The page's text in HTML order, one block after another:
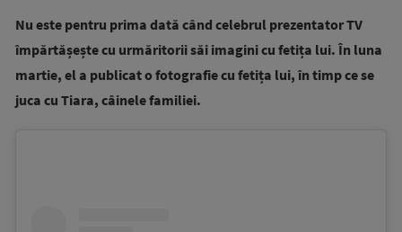
Nu este pentru prima dată când celebrul prezentator TV
împărtășește cu urmăritorii săi imagini cu fetița lui. În luna
martie, el a publicat o fotografie cu fetița lui, în timp ce se
juca cu Tiara, câinele familiei.